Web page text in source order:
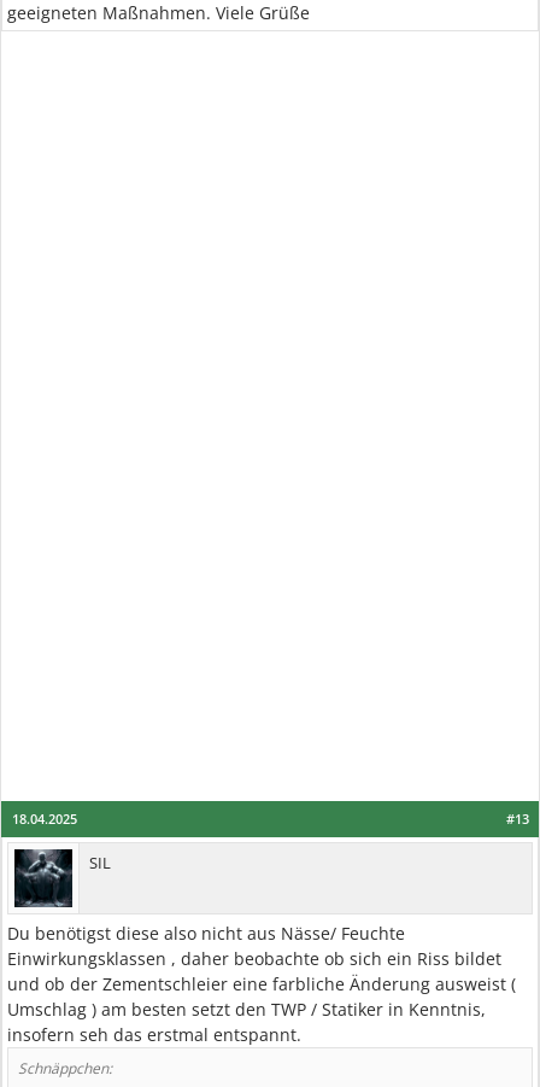
geeigneten Maßnahmen. Viele Grüße
#13
18.04.2025
SIL
Du benötigst diese also nicht aus Nässe/ Feuchte
Einwirkungsklassen , daher beobachte ob sich ein Riss bildet
und ob der Zementschleier eine farbliche Änderung ausweist (
Umschlag ) am besten setzt den TWP / Statiker in Kenntnis,
insofern seh das erstmal entspannt.
Schnäppchen: